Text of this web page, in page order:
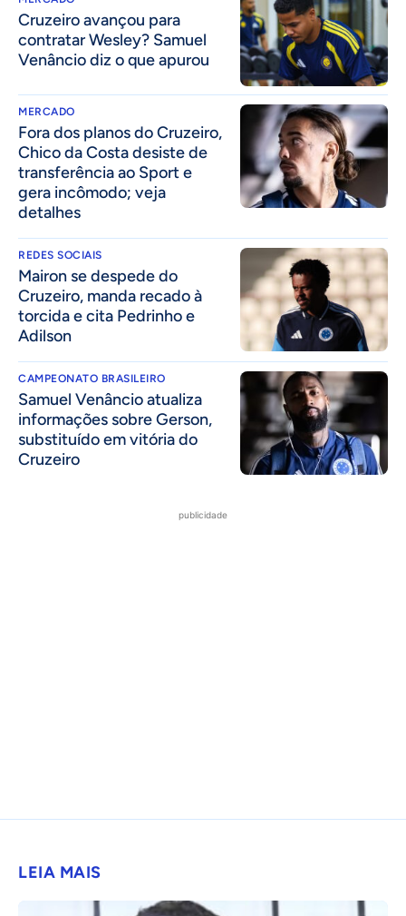
Cruzeiro avançou para
contratar Wesley? Samuel
Venâncio diz o que apurou
MERCADO
Fora dos planos do Cruzeiro,
Chico da Costa desiste de
transferência ao Sport e
gera incômodo; veja
detalhes
REDES SOCIAIS
Mairon se despede do
Cruzeiro, manda recado à
torcida e cita Pedrinho e
Adilson
CAMPEONATO BRASILEIRO
Samuel Venâncio atualiza
informações sobre Gerson,
substituído em vitória do
Cruzeiro
publicidade
LEIA MAIS